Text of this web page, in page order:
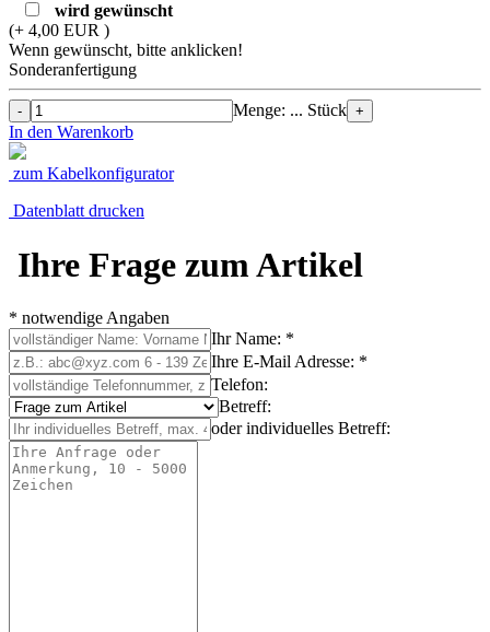
wird gewünscht
(+ 4,00 EUR )
Wenn gewünscht, bitte anklicken!
Sonderanfertigung
- Menge: ... Stück +
In den Warenkorb
zum Kabelkonfigurator
Datenblatt drucken
Ihre Frage zum Artikel
* notwendige Angaben
Ihr Name: *
Ihre E-Mail Adresse: *
Telefon:
Betreff:
oder individuelles Betreff: